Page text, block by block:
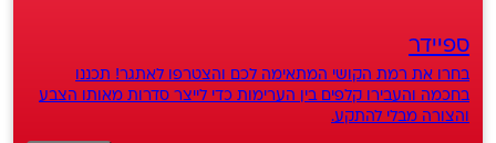
ספיידר
בחרו את רמת הקושי המתאימה לכם והצטרפו לאתגר! תכננו
בחכמה והעבירו קלפים בין הערימות כדי לייצר סדרות מאותו הצבע
והצורה מבלי להתקע.